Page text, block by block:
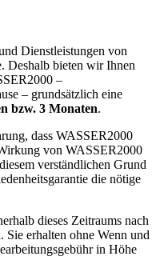
Dienstleistungen von
Deshalb bieten wir Ihnen
–
– grundsätzlich eine
bzw. 3 Monaten.
dass WASSER2000
von WASSER2000
verständlichen Grund
die nötige
dieses Zeitraums nach
Sie erhalten ohne Wenn und
in Höhe